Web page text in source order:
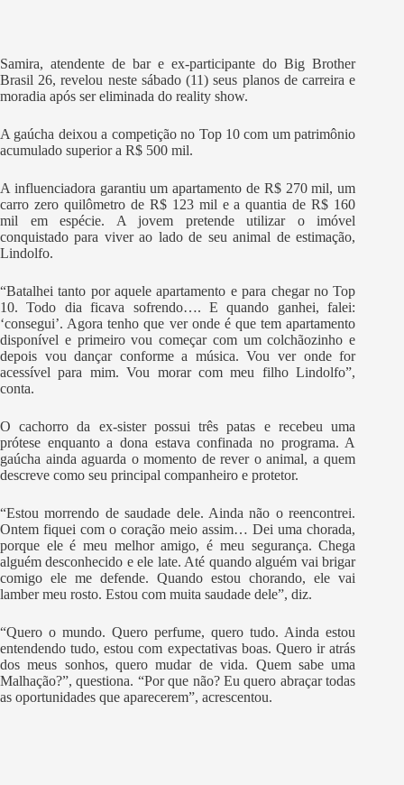
Samira, atendente de bar e ex-participante do Big Brother
Brasil 26, revelou neste sábado (11) seus planos de carreira e
moradia após ser eliminada do reality show.
A gaúcha deixou a competição no Top 10 com um patrimônio
acumulado superior a R$ 500 mil.
A influenciadora garantiu um apartamento de R$ 270 mil, um
carro zero quilômetro de R$ 123 mil e a quantia de R$ 160
mil em espécie. A jovem pretende utilizar o imóvel
conquistado para viver ao lado de seu animal de estimação,
Lindolfo.
“Batalhei tanto por aquele apartamento e para chegar no Top
10. Todo dia ficava sofrendo…. E quando ganhei, falei:
‘consegui’. Agora tenho que ver onde é que tem apartamento
disponível e primeiro vou começar com um colchãozinho e
depois vou dançar conforme a música. Vou ver onde for
acessível para mim. Vou morar com meu filho Lindolfo”,
conta.
O cachorro da ex-sister possui três patas e recebeu uma
prótese enquanto a dona estava confinada no programa. A
gaúcha ainda aguarda o momento de rever o animal, a quem
descreve como seu principal companheiro e protetor.
“Estou morrendo de saudade dele. Ainda não o reencontrei.
Ontem fiquei com o coração meio assim… Dei uma chorada,
porque ele é meu melhor amigo, é meu segurança. Chega
alguém desconhecido e ele late. Até quando alguém vai brigar
comigo ele me defende. Quando estou chorando, ele vai
lamber meu rosto. Estou com muita saudade dele”, diz.
“Quero o mundo. Quero perfume, quero tudo. Ainda estou
entendendo tudo, estou com expectativas boas. Quero ir atrás
dos meus sonhos, quero mudar de vida. Quem sabe uma
Malhação?”, questiona. “Por que não? Eu quero abraçar todas
as oportunidades que aparecerem”, acrescentou.